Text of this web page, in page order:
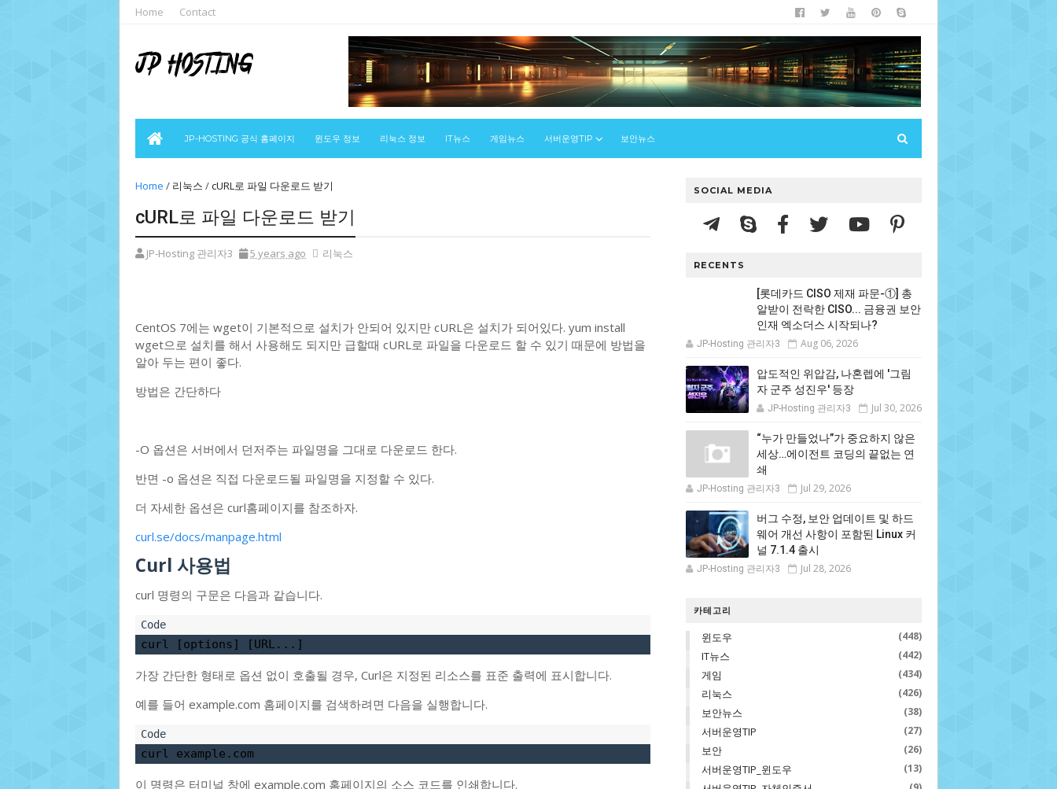
Home Contact
JP-HOSTING 공식 홈페이지 윈도우 정보 리눅스 정보 IT뉴스 게임뉴스 서버운영TIP 보안뉴스
Home / 리눅스 /cURL로 파일 다운로드 받기
cURL로 파일 다운로드 받기
JP-Hosting 관리자3 5 years ago 리눅스
CentOS 7에는 wget이 기본적으로 설치가 안되어 있지만 cURL은 설치가 되어있다. yum install
wget으로 설치를 해서 사용해도 되지만 급할때 cURL로 파일을 다운로드 할 수 있기 때문에 방법을
알아 두는 편이 좋다.
방법은 간단하다
-O 옵션은 서버에서 던저주는 파일명을 그대로 다운로드 한다.
반면 -o 옵션은 직접 다운로드될 파일명을 지정할 수 있다.
더 자세한 옵션은 curl홈페이지를 참조하자.
curl.se/docs/manpage.html
Curl 사용법
curl 명령의 구문은 다음과 같습니다.
curl [options] [URL...]
가장 간단한 형태로 옵션 없이 호출될 경우, Curl은 지정된 리소스를 표준 출력에 표시합니다.
예를 들어 example.com 홈페이지를 검색하려면 다음을 실행합니다.
curl example.com
이 명령은 터미널 창에 example.com 홈페이지의 소스 코드를 인쇄합니다.
SOCIAL MEDIA
RECENTS
[롯데카드 CISO 제재 파문-①] 총
알받이 전락한 CISO... 금융권 보안
인재 엑소더스 시작되나?
JP-Hosting 관리자3 Aug 06, 2026
압도적인 위압감, 나혼렙에 '그림
자 군주 성진우' 등장
JP-Hosting 관리자3 Jul 30, 2026
“누가 만들었나”가 중요하지 않은
세상…에이전트 코딩의 끝없는 연
쇄
JP-Hosting 관리자3 Jul 29, 2026
버그 수정, 보안 업데이트 및 하드
웨어 개선 사항이 포함된 Linux 커
널 7.1.4 출시
JP-Hosting 관리자3 Jul 28, 2026
카테고리
윈도우 (448)
IT뉴스 (442)
게임 (434)
리눅스 (426)
보안뉴스 (38)
서버운영TIP (27)
보안 (26)
서버운영TIP_윈도우 (13)